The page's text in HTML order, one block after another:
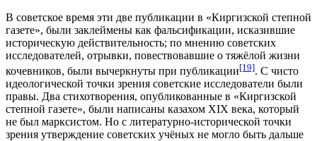
В советское время эти две публикации в «Киргизской степной
газете», были заклеймены как фальсификации, исказившие
историческую действительность; по мнению советских
исследователей, отрывки, повествовавшие о тяжёлой жизни
кочевников, были вычеркнуты при публикации[19]. С чисто
идеологической точки зрения советские исследователи были
правы. Два стихотворения, опубликованные в «Киргизской
степной газете», были написаны казахом XIX века, который
не был марксистом. Но с литературно-исторической точки
зрения утверждение советских учёных не могло быть дальше